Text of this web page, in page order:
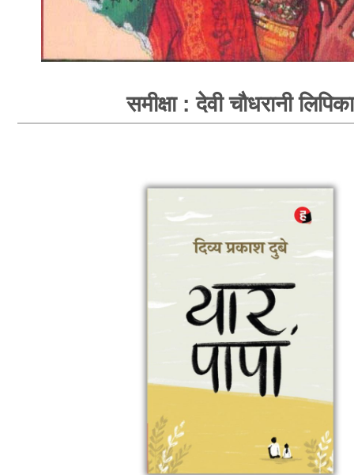
समीक्षा : देवी चौधरानी लिपिका